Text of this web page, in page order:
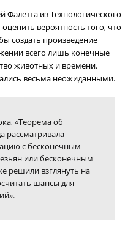
из Технологического
вероятность того, что
создать произведение
всего лишь конечные
животных и времени.
весьма неожиданными.
«Теорема об
рассматривала
с бесконечным
или бесконечным
решили взглянуть на
шансы для